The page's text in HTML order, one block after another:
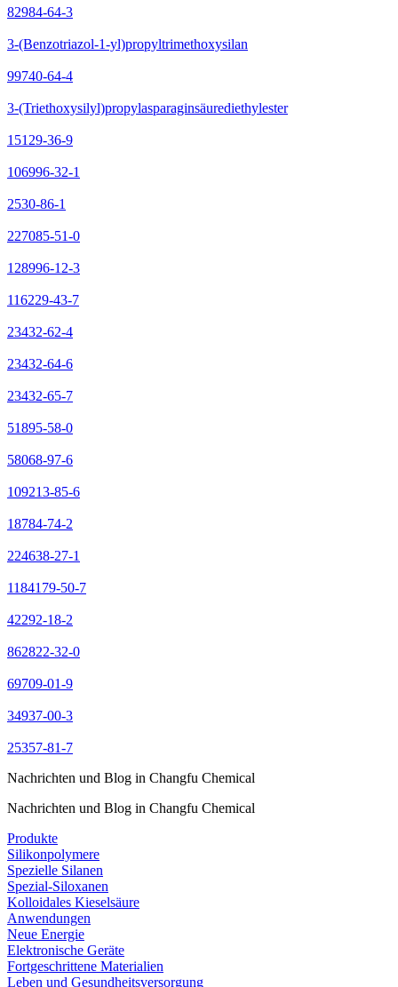
82984-64-3
3-(Benzotriazol-1-yl)propyltrimethoxysilan
99740-64-4
3-(Triethoxysilyl)propylasparaginsäurediethylester
15129-36-9
106996-32-1
2530-86-1
227085-51-0
128996-12-3
116229-43-7
23432-62-4
23432-64-6
23432-65-7
51895-58-0
58068-97-6
109213-85-6
18784-74-2
224638-27-1
1184179-50-7
42292-18-2
862822-32-0
69709-01-9
34937-00-3
25357-81-7
Nachrichten und Blog in Changfu Chemical
Nachrichten und Blog in Changfu Chemical
Produkte
Silikonpolymere
Spezielle Silanen
Spezial-Siloxanen
Kolloidales Kieselsäure
Anwendungen
Neue Energie
Elektronische Geräte
Fortgeschrittene Materialien
Leben und Gesundheitsversorgung